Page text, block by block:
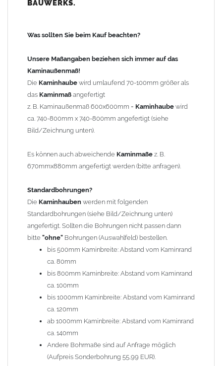
100mm
120mm
140mm
Andere Bohrmaße sind auf Anfrage möglich (Aufpreis
Sonderbohrung 55,99 EUR).
Befestigung/Stützen
Kaminhaubewird inkl. EdelstahlBefestigungsmaterial
geliefert. Die Standardflachstützen sind aus
beträgt ca. 25cm bis 30cm. DieKaminhaubekann mit längeren
Stützen bis Höhe 450mm geliefert werden (Aufpreis 42,89 EUR).
Kaminkopfabdeckung
Kaminhaubewirdohne Kaminkopfabdeckung
Kaminkopfabdeckungenfinden Sie unter "Kaminabdeckung
Es stehen insgesamt 20 verschiedene Typen zur Auswahl. Bitte
Auswahlfeldangeben.
Standardhauben siehe Auswahlfeld: 01 Haus,03 Welle
(unser Topseller)
Laube, 13 Schwalbe, 14 Sattel Welle, 15 Welle 90° gedreht,
17 Dach, 18 Plafond 2, 19 S-Line, 20 Pult
Typ 07 (Welle hoch) und 08 (Doppel Welle) haben einen
Aufpreis von 20% (bitte anfragen - Bestellung nicht über
Shop möglich).
Die Typen 02 (Bogen), 06 (Krempe), 09 (Pagode), 10
BAUWERKS.
Was sollten Sie beim Kauf beachten?
Unsere Maßangaben beziehen sich immer auf das
Kaminaußenmaß!
Die Kaminhaube wird umlaufend 70-100mm größer als
das Kaminmaß angefertigt
z. B. Kaminaußenmaß 600x600mm = Kaminhaube wird
ca. 740-800mm x 740-800mm angefertigt (siehe
Bild/Zeichnung unten).
Es können auch abweichende Kaminmaße z. B.
670mmx880mm angefertigt werden (bitte anfragen).
Standardbohrungen?
Die Kaminhauben werden mit folgenden
Standardbohrungen (siehe Bild/Zeichnung unten)
angefertigt. Sollten die Bohrungen nicht passen dann
bitte "ohne" Bohrungen (Auswahlfeld) bestellen.
bis 500mm Kaminbreite: Abstand vom Kaminrand
ca. 80mm
bis 800mm Kaminbreite: Abstand vom Kaminrand
ca. 100mm
bis 1000mm Kaminbreite: Abstand vom Kaminrand
ca. 120mm
ab 1000mm Kaminbreite: Abstand vom Kaminrand
ca. 140mm
Andere Bohrmaße sind auf Anfrage möglich
(Aufpreis Sonderbohrung 55,99 EUR).